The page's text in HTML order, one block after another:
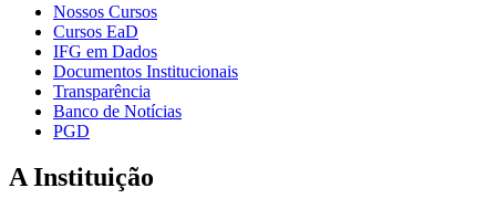
Nossos Cursos
Cursos EaD
IFG em Dados
Documentos Institucionais
Transparência
Banco de Notícias
PGD
A Instituição